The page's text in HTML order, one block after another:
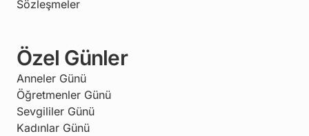
Sözleşmeler
Özel Günler
Anneler Günü
Öğretmenler Günü
Sevgililer Günü
Kadınlar Günü